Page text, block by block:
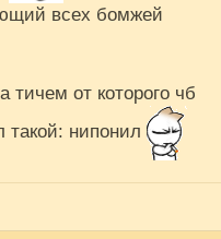
всех бомжей
от которого чб
такой: нипонил